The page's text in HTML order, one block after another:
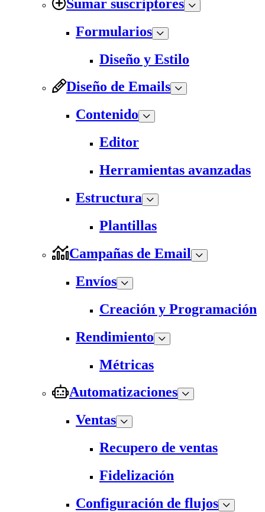
Sumar suscriptores
Formularios
Diseño y Estilo
Diseño de Emails
Contenido
Editor
Herramientas avanzadas
Estructura
Plantillas
Campañas de Email
Envíos
Creación y Programación
Rendimiento
Métricas
Automatizaciones
Ventas
Recupero de ventas
Fidelización
Configuración de flujos